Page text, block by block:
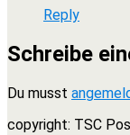
Reply
Schreibe
Du musst
copyright: TSC